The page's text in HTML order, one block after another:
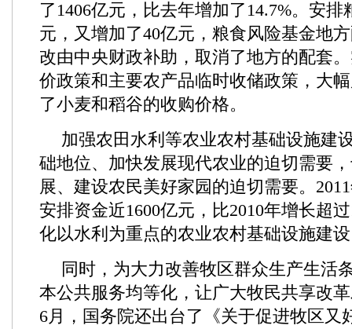
了1406亿元，比去年增加了14.7%。安排
元，又增加了40亿元，粮食风险基金地
改由中央财政补助，取消了地方的配套
价政策和主要农产品临时收储政策，大
了小麦和稻谷的收购价格。
加强农田水利等农业农村基础设施建
础地位、加快发展现代农业的迫切需要
展、建设农民美好家园的迫切需要。
安排资金近1600亿元，比2010年增长超
化以水利为重点的农业农村基础设施建
同时，为大力改善牧区群众生产生活
本公共服务均等化，让广大牧民共享改
6月，国务院还出台了《关于促进牧区又